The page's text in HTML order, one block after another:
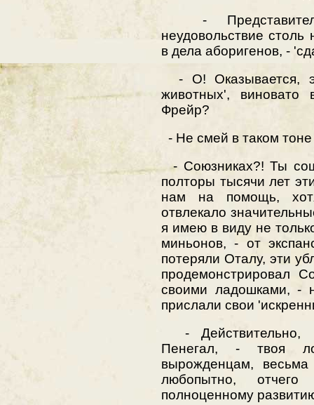
-
неудовольствие
в дела аборигенов, -
- О! Оказывается,
животных', виновато
Фрейр?
- Не смей в таком
- Союзниках?! Ты
полторы тысячи лет
нам на помощь,
отвлекало
я имею в виду не
миньонов, - от
потеряли Оталу, эти
продемонстрировал
своими ладошками, -
прислали свои
- Действительно,
Пенегал, - твоя
вырожденцам,
любопытно, отчего
полноценному